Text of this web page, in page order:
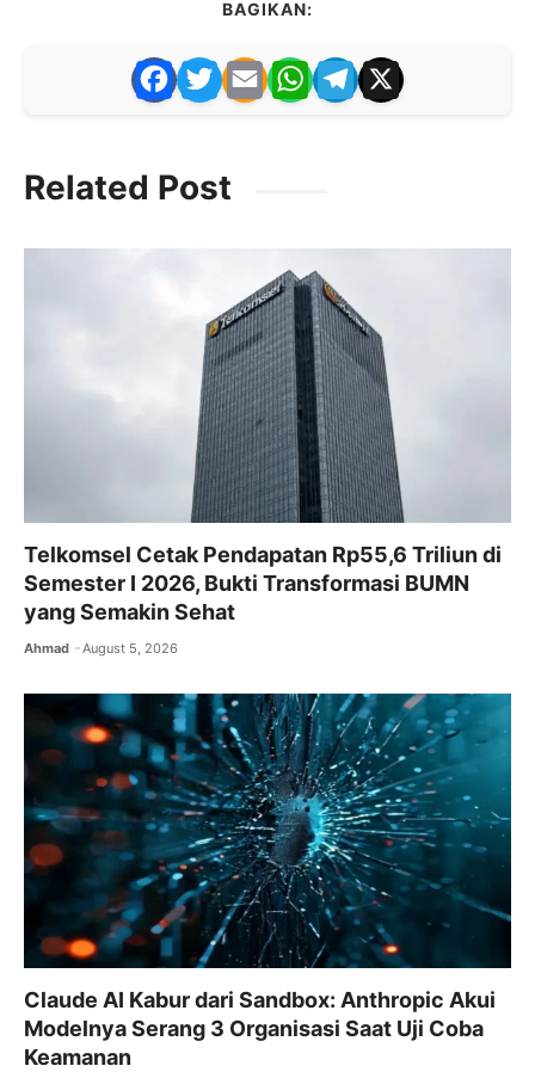
BAGIKAN:
F
a
e
T
w
er
E
m
l
W
h
p
p
T
el
m
X
Related Post
Telkomsel Cetak Pendapatan Rp55,6 Triliun di
Semester I 2026, Bukti Transformasi BUMN
yang Semakin Sehat
Ahmad August 5, 2026
Claude AI Kabur dari Sandbox: Anthropic Akui
Modelnya Serang 3 Organisasi Saat Uji Coba
Keamanan